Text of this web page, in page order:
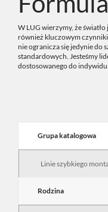
W LUG wierzymy, że
również kluczowym
nie ogranicza się jedynie do
standardowych. Jesteśmy
dostosowanego do
Grupa katalogowa
Rodzina